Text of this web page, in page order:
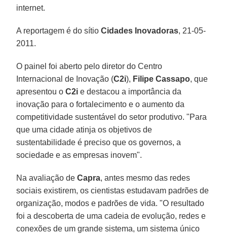
internet.
A reportagem é do sítioCidades Inovadoras, 21-05-
2011.
O painel foi aberto pelo diretor do Centro
Internacional de Inovação (C2i), Filipe Cassapo, que
apresentou oC2i e destacou a importância da
inovação para o fortalecimento e o aumento da
competitividade sustentável do setor produtivo. "Para
que uma cidade atinja os objetivos de
sustentabilidade é preciso que os governos, a
sociedade e as empresas inovem".
Na avaliação deCapra, antes mesmo das redes
sociais existirem, os cientistas estudavam padrões de
organização, modos e padrões de vida. "O resultado
foi a descoberta de uma cadeia de evolução, redes e
conexões de um grande sistema, um sistema único